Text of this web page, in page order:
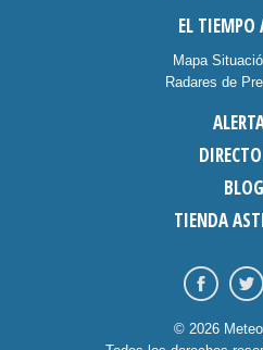
EL TIEMPO
Mapa
Radares de
BLOG
TIENDA
© 2026